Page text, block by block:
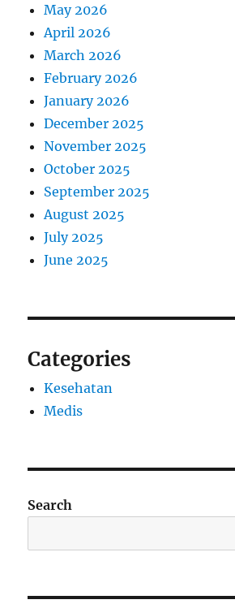
May 2026
April 2026
March 2026
February 2026
January 2026
December 2025
November 2025
October 2025
September 2025
August 2025
July 2025
June 2025
Categories
Kesehatan
Medis
Search